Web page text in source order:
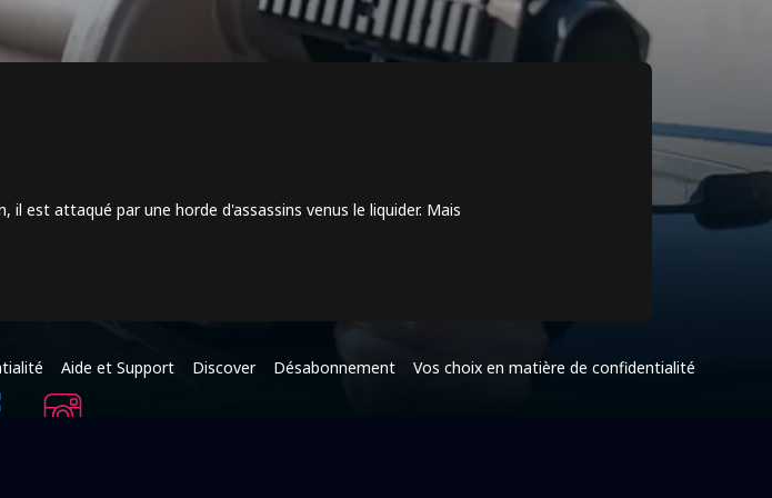
il est attaqué par une horde d'assassins venus le liquider. Mais
Aide et Support Discover Désabonnement Vos choix en matière de confidentialité